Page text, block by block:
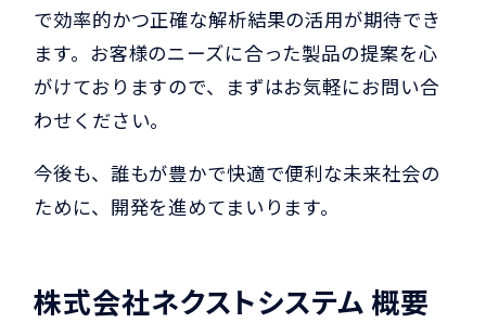
で効率的かつ正確な解析結果の活用が期待でき
ます。お客様のニーズに合った製品の提案を心
がけておりますので、まずはお気軽にお問い合
わせください。
今後も、誰もが豊かで快適で便利な未来社会の
ために、開発を進めてまいります。
株式会社ネクストシステム 概要